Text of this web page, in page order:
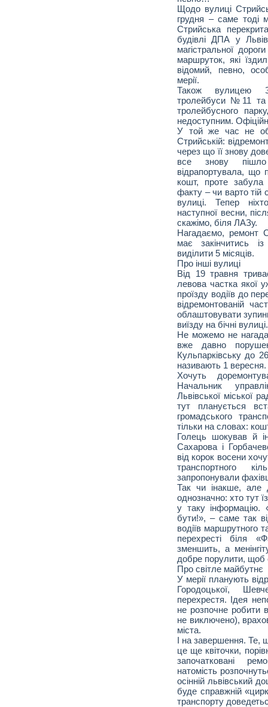
Щодо вулиці
грудня – саме тоді
Стрийська
будівлі ДПА у
магістральної
маршруток, які
відомий, певно,
мерії.
Також вулицею
тролейбуси №11
тролейбусного
недоступним.
У той же час не
Стрийській:
через що її знову
все знову
відрапортувала, що
кошт, проте забула
факту – чи варто тій
вулиці. Тепер
наступної весни,
скажімо, біля ЛАЗу.
Нагадаємо, ремонт
має закінчитись
виділити 5 місяців.
Про інші вулиці
Від 19 травня
левова частка якої
проїзду водіїв до
відремонтованій
облаштовувати
виїзду на бічні вулиці.
Не можемо не
вже давно
Кульпарківську до
називають 1 вересня.
Хочуть
Начальник
Львівської міської
тут планується
громадського
тільки на словах:
Голець шокував й
Сахарова і
від корок восени
транспортного
запропонували
Так чи інакше, але
однозначно: хто тут
у таку інформацію.
бути!», – саме так
водіїв маршрутного
перехресті біля
зменшить, а
добре порулити, щоб
Про світле майбутнє
У мерії планують
Городоцької,
перехрестя. Ідея
не розпочне робити
не виключено),
міста.
І на завершення. Те,
це ще квіточки,
започатковані
натомість
осінній львівський
буде справжній
транспорту